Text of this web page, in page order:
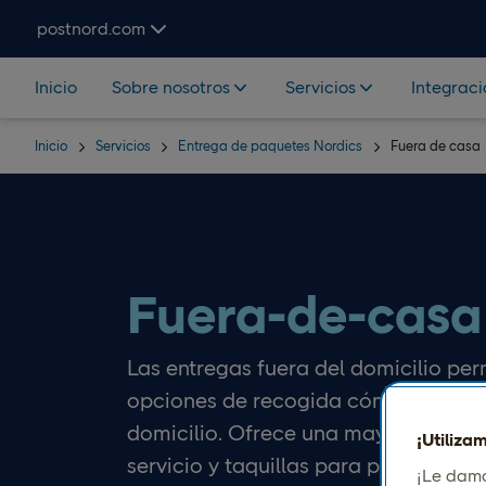
postnord.com
Inicio Sobre nosotros Servicios
Inicio Servicios Entrega de paquetes Nordics Fuera de casa
Fuera-de-casa
Las entregas fuera del domicilio
opciones de recogida cómodas en
domicilio. Ofrece una mayor
servicio y taquillas para paquetes.
¡Le